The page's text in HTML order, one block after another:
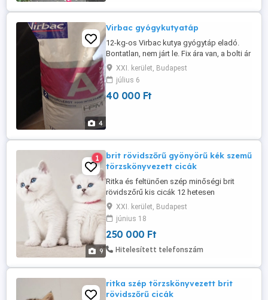
4
Virbac gyógykutyatáp
12-kg-os Virbac kutya gyógytáp eladó.
Bontatlan, nem járt le. Fix ára van, a bolti ár
alatt árulom.
XXI. kerület, Budapest
július 6
40 000 Ft
9
1
brit rövidszőrű gyönyörű kék szemű
törzskönyvezett cicák
Ritka és feltünően szép minőségi brit
rövidszőrű kis cicák 12 hetesen
költözhetnek az új otthonukba. Világos
szörzetű (BRI c 33) , kék szeműek. A
szülők genetikai (pd-PRA, ALPS,PKD)és
fertőző (FIV ,FeLV) betegségekre
tesztelve vannak Eladók chippelve, oltva
Törzskönyvezve ...
XXI. kerület, Budapest
június 18
250 000 Ft
Hitelesített telefonszám
ritka szép törzskönyvezett brit
rövidszőrű cicák